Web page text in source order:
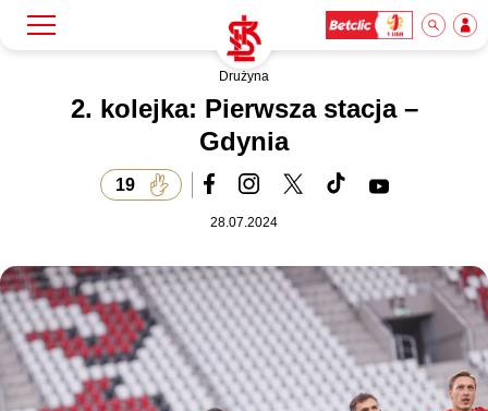
Akademia
Biznes
Drużyna
2. kolejka: Pierwsza stacja –
Gdynia
19
28.07.2024